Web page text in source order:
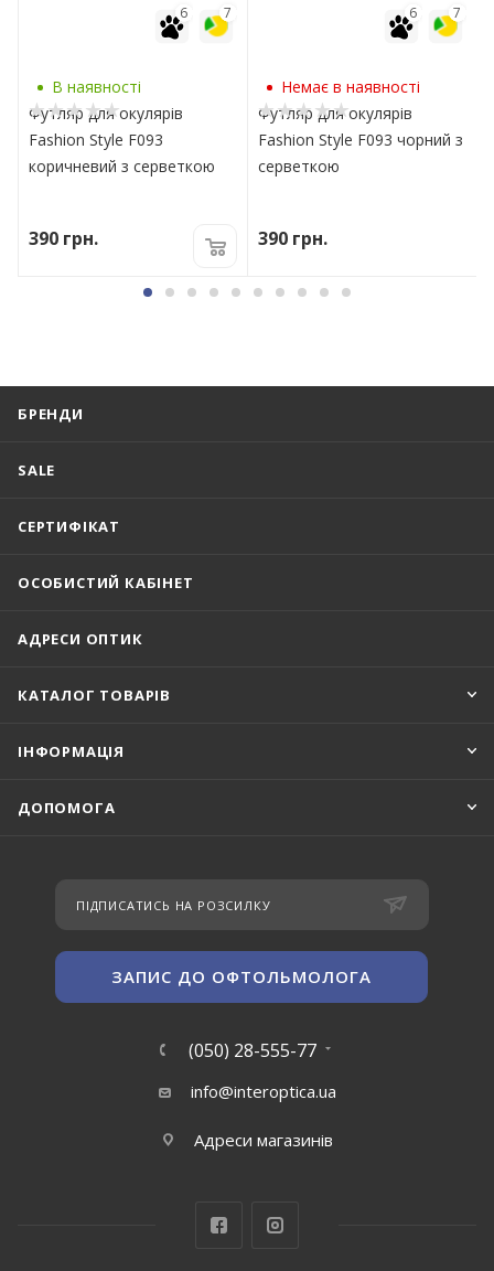
7
6
В наявності
Футляр для окулярів
Fashion Style F093
коричневий з серветкою
390 грн.
7
6
Немає в наявності
Футляр для окулярів
Fashion Style F093 чорний з
серветкою
390 грн.
БРЕНДИ
SALE
СЕРТИФІКАТ
ОСОБИСТИЙ КАБІНЕТ
АДРЕСИ ОПТИК
КАТАЛОГ ТОВАРІВ
ІНФОРМАЦІЯ
ДОПОМОГА
ПІДПИСАТИСЬ НА РОЗСИЛКУ
ЗАПИС ДО ОФТОЛЬМОЛОГА
(050) 28-555-77
info@interoptica.ua
Адреси магазинів